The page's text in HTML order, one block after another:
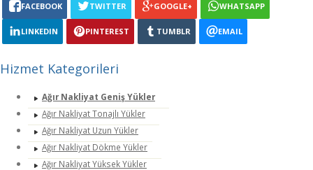
FACEBOOK TWITTER GOOGLE+ WHATSAPP
LINKEDIN PINTEREST TUMBLR EMAIL
Hizmet Kategorileri
Ağır Nakliyat Geniş Yükler
Ağır Nakliyat Tonajlı Yükler
Ağır Nakliyat Uzun Yükler
Ağır Nakliyat Dökme Yükler
Ağır Nakliyat Yüksek Yükler